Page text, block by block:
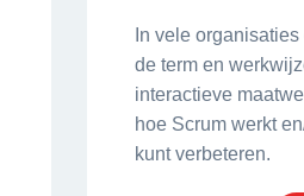
In vele
de term en
interactieve
hoe Scrum werkt
kunt verbeteren.